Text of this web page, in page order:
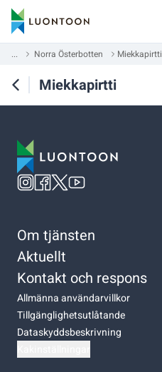
... Norra Österbotten Miekkapirtti
Miekkapirtti
Om tjänsten
Aktuellt
Kontakt och respons
Allmänna användarvillkor
Tillgänglighetsutlåtande
Dataskyddsbeskrivning